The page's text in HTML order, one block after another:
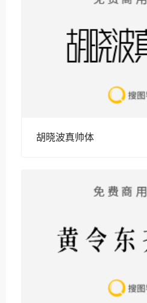
胡晓波真帅体